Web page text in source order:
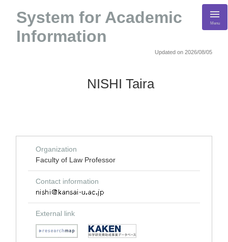
System for Academic
Information
Menu
Updated on 2026/08/05
NISHI Taira
Organization
Faculty of Law Professor
Contact information
External link